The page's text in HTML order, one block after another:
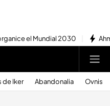
el Mundial 2030
de Iker Abandonalia Ovnis